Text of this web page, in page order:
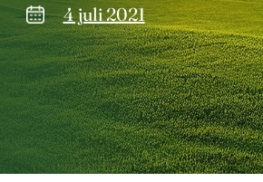
4 juli 2021